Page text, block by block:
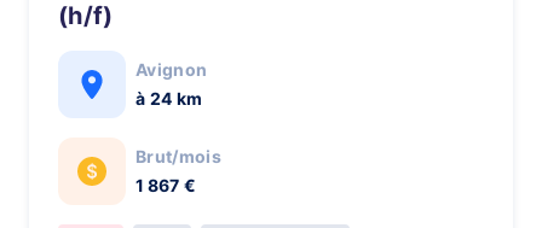
(h/f)
Avignon
à 24 km
Brut/mois
1 867 €